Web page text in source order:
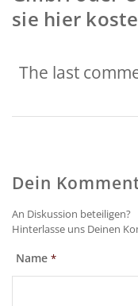
sie hier
The last
Dein
An Diskussion beteiligen?
Hinterlasse uns Deinen
Name *